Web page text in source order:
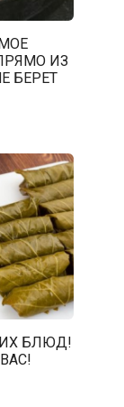
ИЗ
БЕРЕТ
БЛЮД!